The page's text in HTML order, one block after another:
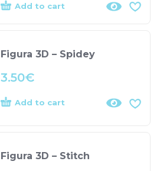
Add to cart
Figura 3D – Spidey
3.50€
Add to cart
Figura 3D – Stitch